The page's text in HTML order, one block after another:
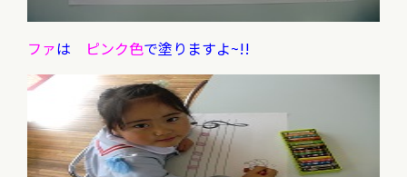
ファは ピンク色で塗りますよ~!!